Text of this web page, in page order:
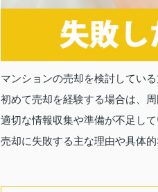
マンションの売却を検討してい
初めて売却を経験する場合は、
適切な情報収集や準備が不足し
売却に失敗する主な理由や具体